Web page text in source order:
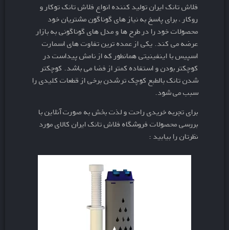
فلاش تانک ایرانتولید کننده انواع فلاش تانک توکار و
روکار ، برای پاسخ به نیاز های گوناگون مشتریان خود
محصولات خود را در طرح ها و مدل های گوناگونی به بازار
عرضه می کند. یکی از عمده ترین تفاوت های اسمارت
اسپیس با اینفینیتی همانطور که از نامش پیداست در
کوچکتر بودن و استفاده کمتر از فضا می باشد. کوچکتر
شدن تانک بالطبع کوچک تر شدن برخی از قطعات کلیدی را
سبب می شود.
برای تجربه خریدی راحت و لذت بخش به صورت آنلاین با
بررسی محصولات فروشگاه فلاش تانک ایران کالای مورد
نظرتان را بیابید :